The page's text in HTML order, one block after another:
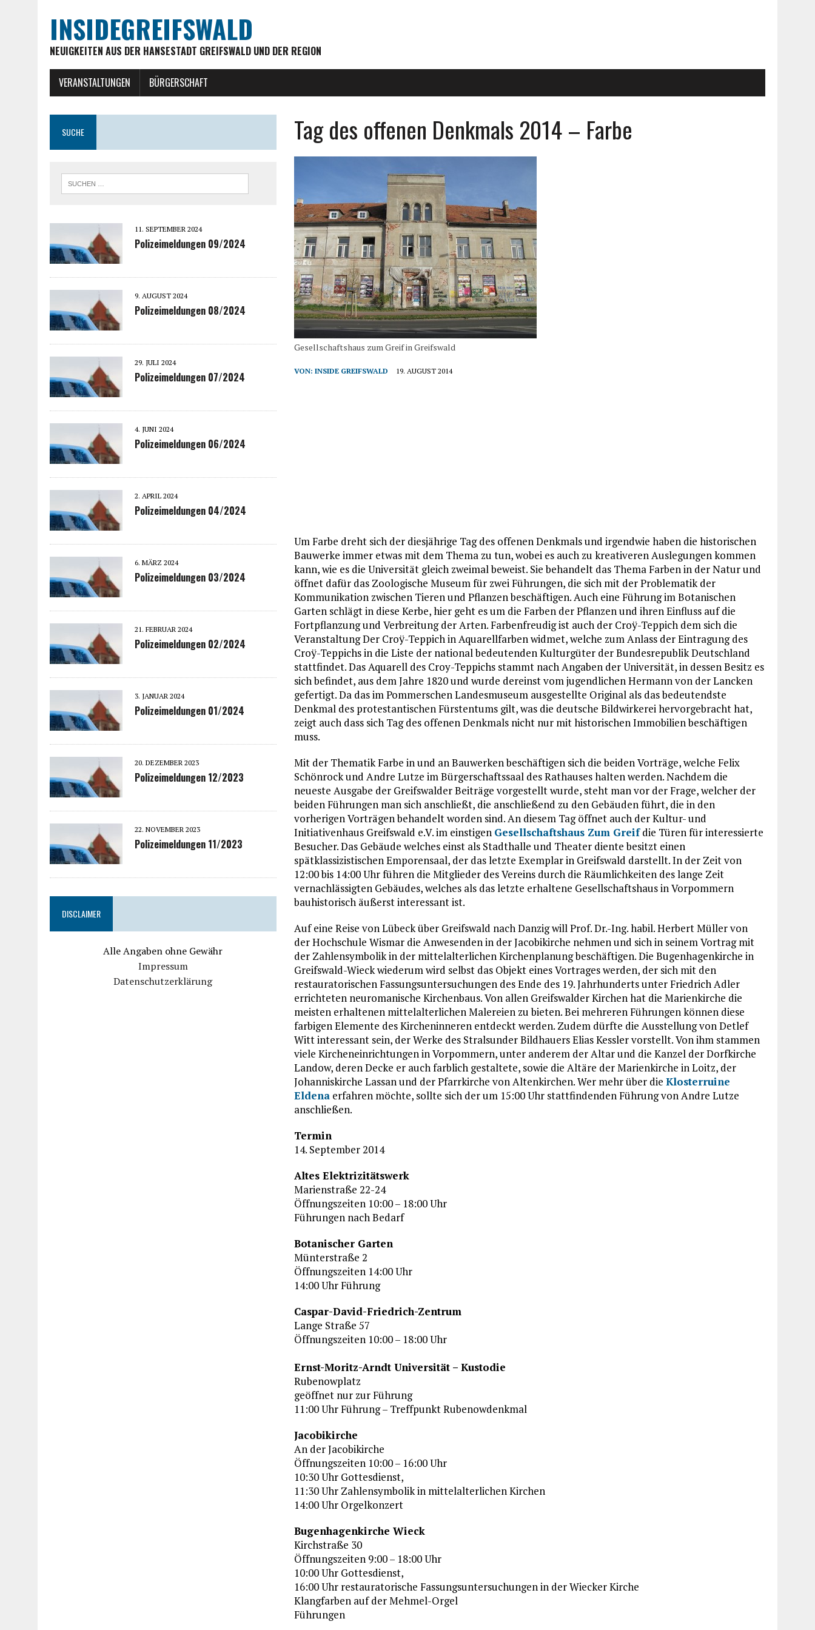
INSIDEGREIFSWALD
NEUIGKEITEN AUS DER HANSESTADT GREIFSWALD UND DER REGION
VERANSTALTUNGEN BÜRGERSCHAFT
Tag des offenen Denkmals 2014 – Farbe
Gesellschaftshaus zum Greif in Greifswald
VON:INSIDE GREIFSWALD 19. AUGUST 2014
Um Farbe dreht sich der diesjährige Tag des offenen Denkmals und irgendwie haben die historischen
Bauwerke immer etwas mit dem Thema zu tun, wobei es auch zu kreativeren Auslegungen kommen
kann, wie es die Universität gleich zweimal beweist. Sie behandelt das Thema Farben in der Natur und
öffnet dafür das Zoologische Museum für zwei Führungen, die sich mit der Problematik der
Kommunikation zwischen Tieren und Pflanzen beschäftigen. Auch eine Führung im Botanischen
Garten schlägt in diese Kerbe, hier geht es um die Farben der Pflanzen und ihren Einfluss auf die
Fortpflanzung und Verbreitung der Arten. Farbenfreudig ist auch der Croÿ-Teppich dem sich die
Veranstaltung Der Croÿ-Teppich in Aquarellfarben widmet, welche zum Anlass der Eintragung des
Croÿ-Teppichs in die Liste der national bedeutenden Kulturgüter der Bundesrepublik Deutschland
stattfindet. Das Aquarell des Croy-Teppichs stammt nach Angaben der Universität, in dessen Besitz es
sich befindet, aus dem Jahre 1820 und wurde dereinst vom jugendlichen Hermann von der Lancken
gefertigt. Da das im Pommerschen Landesmuseum ausgestellte Original als das bedeutendste
Denkmal des protestantischen Fürstentums gilt, was die deutsche Bildwirkerei hervorgebracht hat,
zeigt auch dass sich Tag des offenen Denkmals nicht nur mit historischen Immobilien beschäftigen
muss.
Mit der Thematik Farbe in und an Bauwerken beschäftigen sich die beiden Vorträge, welche Felix
Schönrock und Andre Lutze im Bürgerschaftssaal des Rathauses halten werden. Nachdem die
neueste Ausgabe der Greifswalder Beiträge vorgestellt wurde, steht man vor der Frage, welcher der
beiden Führungen man sich anschließt, die anschließend zu den Gebäuden führt, die in den
vorherigen Vorträgen behandelt worden sind. An diesem Tag öffnet auch der Kultur- und
Initiativenhaus Greifswald e.V. im einstigen Gesellschaftshaus Zum Greifdie Türen für interessierte
Besucher. Das Gebäude welches einst als Stadthalle und Theater diente besitzt einen
spätklassizistischen Emporensaal, der das letzte Exemplar in Greifswald darstellt. In der Zeit von
12:00 bis 14:00 Uhr führen die Mitglieder des Vereins durch die Räumlichkeiten des lange Zeit
vernachlässigten Gebäudes, welches als das letzte erhaltene Gesellschaftshaus in Vorpommern
bauhistorisch äußerst interessant ist.
Auf eine Reise von Lübeck über Greifswald nach Danzig will Prof. Dr.-Ing. habil. Herbert Müller von
der Hochschule Wismar die Anwesenden in der Jacobikirche nehmen und sich in seinem Vortrag mit
der Zahlensymbolik in der mittelalterlichen Kirchenplanung beschäftigen. Die Bugenhagenkirche in
Greifswald-Wieck wiederum wird selbst das Objekt eines Vortrages werden, der sich mit den
restauratorischen Fassungsuntersuchungen des Ende des 19. Jahrhunderts unter Friedrich Adler
errichteten neuromanische Kirchenbaus. Von allen Greifswalder Kirchen hat die Marienkirche die
meisten erhaltenen mittelalterlichen Malereien zu bieten. Bei mehreren Führungen können diese
farbigen Elemente des Kircheninneren entdeckt werden. Zudem dürfte die Ausstellung von Detlef
Witt interessant sein, der Werke des Stralsunder Bildhauers Elias Kessler vorstellt. Von ihm stammen
viele Kircheneinrichtungen in Vorpommern, unter anderem der Altar und die Kanzel der Dorfkirche
Landow, deren Decke er auch farblich gestaltete, sowie die Altäre der Marienkirche in Loitz, der
Johanniskirche Lassan und der Pfarrkirche von Altenkirchen. Wer mehr über dieKlosterruine
Eldena erfahren möchte, sollte sich der um 15:00 Uhr stattfindenden Führung von Andre Lutze
anschließen.
Termin
14. September 2014
Altes Elektrizitätswerk
Marienstraße 22-24
Öffnungszeiten 10:00 – 18:00 Uhr
Führungen nach Bedarf
Botanischer Garten
Münterstraße 2
Öffnungszeiten 14:00 Uhr
14:00 Uhr Führung
Caspar-David-Friedrich-Zentrum
Lange Straße 57
Öffnungszeiten 10:00 – 18:00 Uhr
Ernst-Moritz-Arndt Universität – Kustodie
Rubenowplatz
geöffnet nur zur Führung
11:00 Uhr Führung – Treffpunkt Rubenowdenkmal
Jacobikirche
An der Jacobikirche
Öffnungszeiten 10:00 – 16:00 Uhr
10:30 Uhr Gottesdienst,
11:30 Uhr Zahlensymbolik in mittelalterlichen Kirchen
14:00 Uhr Orgelkonzert
Bugenhagenkirche Wieck
Kirchstraße 30
Öffnungszeiten 9:00 – 18:00 Uhr
10:00 Uhr Gottesdienst,
16:00 Uhr restauratorische Fassungsuntersuchungen in der Wiecker Kirche
Klangfarben auf der Mehmel-Orgel
Führungen
SUCHE
11. SEPTEMBER 2024
Polizeimeldungen 09/2024
9. AUGUST 2024
Polizeimeldungen 08/2024
29. JULI 2024
Polizeimeldungen 07/2024
4. JUNI 2024
Polizeimeldungen 06/2024
2. APRIL 2024
Polizeimeldungen 04/2024
6. MÄRZ 2024
Polizeimeldungen 03/2024
21. FEBRUAR 2024
Polizeimeldungen 02/2024
3. JANUAR 2024
Polizeimeldungen 01/2024
20. DEZEMBER 2023
Polizeimeldungen 12/2023
22. NOVEMBER 2023
Polizeimeldungen 11/2023
DISCLAIMER
Alle Angaben ohne Gewähr
Impressum
Datenschutzerklärung